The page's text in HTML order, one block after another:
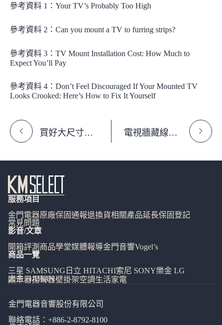
參考資料 1： Your TV’s Probably Too High
參考資料 2： Can you mount a TV to furring strips?
參考資料 3： TV Mount Installation Cost: How Much to
Expect You’ll Pay
參考資料 4： Don’t Feel Discouraged If Your Mounted TV
Looks Crooked: Here’s How to Fix It Yourself
買好大尺寸電
必看
電視牆藏線設
服務項目
金門電器原廠保固通報退換貨相關產品延長保固登記
常見問題
影音/文章
開箱評測 商品學堂媒體報導金門音響Vogel’s
商品一覽
三星 SAMSUNG 日立 HITACHI索尼 SONY樂金 LG
大金 DAIKIN
顯示器揚聲器壁掛架空調生活家電
金門電器音響股份有限公司
聯絡電話： +886-2-8792-8100